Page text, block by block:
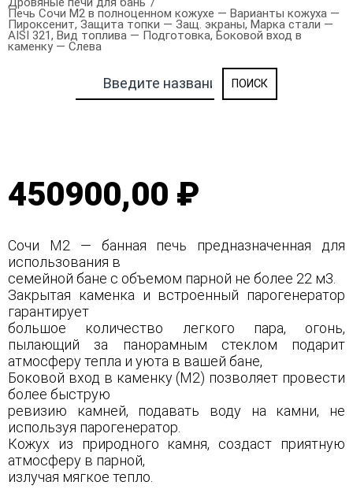
Печь Сочи М2 в полноценном кожухе — Варианты кожуха —
Пироксенит, Защита топки — Защ. экраны, Марка стали —
AISI 321, Вид топлива — Подготовка, Боковой вход в
каменку — Слева
450900,00 ₽
Сочи М2 — банная печь предназначенная для
использования в
семейной бане с объемом парной не более 22 м3.
Закрытая каменка и встроенный парогенератор
гарантирует
большое количество легкого пара, огонь,
пылающий за панорамным стеклом подарит
атмосферу тепла и уюта в вашей бане,
Боковой вход в каменку (М2) позволяет провести
более быструю
ревизию камней, подавать воду на камни, не
используя парогенератор.
Кожух из природного камня, создаст приятную
атмосферу в парной,
излучая мягкое тепло.